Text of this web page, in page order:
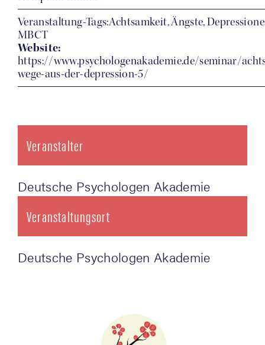
Veranstaltung-Tags:Achtsamkeit, Ängste,
MBCT
Website:
https://www.psychologenakademie.de/seminar/
wege-aus-der-depression-5/
Veranstaltungsort
Deut­sche Psy­cho­lo­gen Akademie
Veranstalter
Deut­sche Psy­cho­lo­gen Akademie